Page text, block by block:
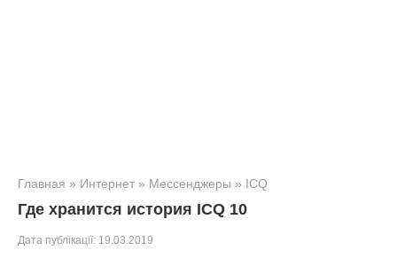
Главная » Интернет » Мессенджеры » ICQ
Где хранится история ICQ 10
Дата публікації: 19.03.2019